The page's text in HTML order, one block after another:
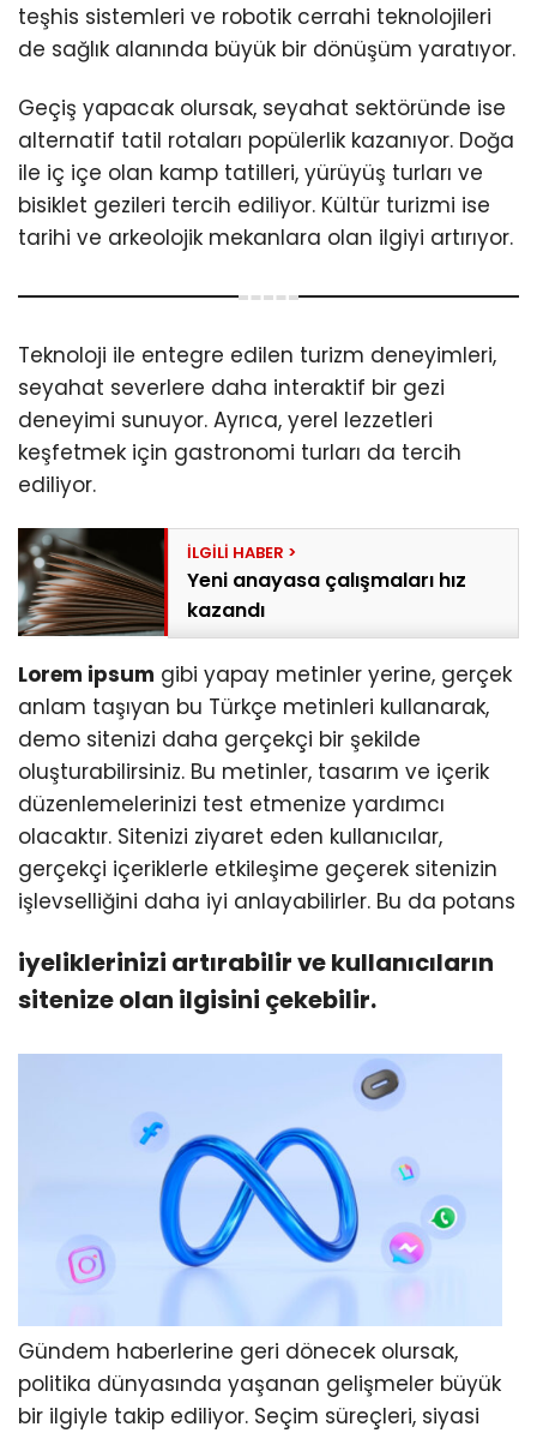
teşhis sistemleri ve robotik cerrahi teknolojileri
de sağlık alanında büyük bir dönüşüm yaratıyor.
Geçiş yapacak olursak, seyahat sektöründe ise
alternatif tatil rotaları popülerlik kazanıyor. Doğa
ile iç içe olan kamp tatilleri, yürüyüş turları ve
bisiklet gezileri tercih ediliyor. Kültür turizmi ise
tarihi ve arkeolojik mekanlara olan ilgiyi artırıyor.
Teknoloji ile entegre edilen turizm deneyimleri,
seyahat severlere daha interaktif bir gezi
deneyimi sunuyor. Ayrıca, yerel lezzetleri
keşfetmek için gastronomi turları da tercih
ediliyor.
Yeni anayasa çalışmaları hız
kazandı
Lorem ipsum gibi yapay metinler yerine, gerçek
anlam taşıyan bu Türkçe metinleri kullanarak,
demo sitenizi daha gerçekçi bir şekilde
oluşturabilirsiniz. Bu metinler, tasarım ve içerik
düzenlemelerinizi test etmenize yardımcı
olacaktır. Sitenizi ziyaret eden kullanıcılar,
gerçekçi içeriklerle etkileşime geçerek sitenizin
işlevselliğini daha iyi anlayabilirler. Bu da potans
iyeliklerinizi artırabilir ve kullanıcıların
sitenize olan ilgisini çekebilir.
Gündem haberlerine geri dönecek olursak,
politika dünyasında yaşanan gelişmeler büyük
bir ilgiyle takip ediliyor. Seçim süreçleri, siyasi